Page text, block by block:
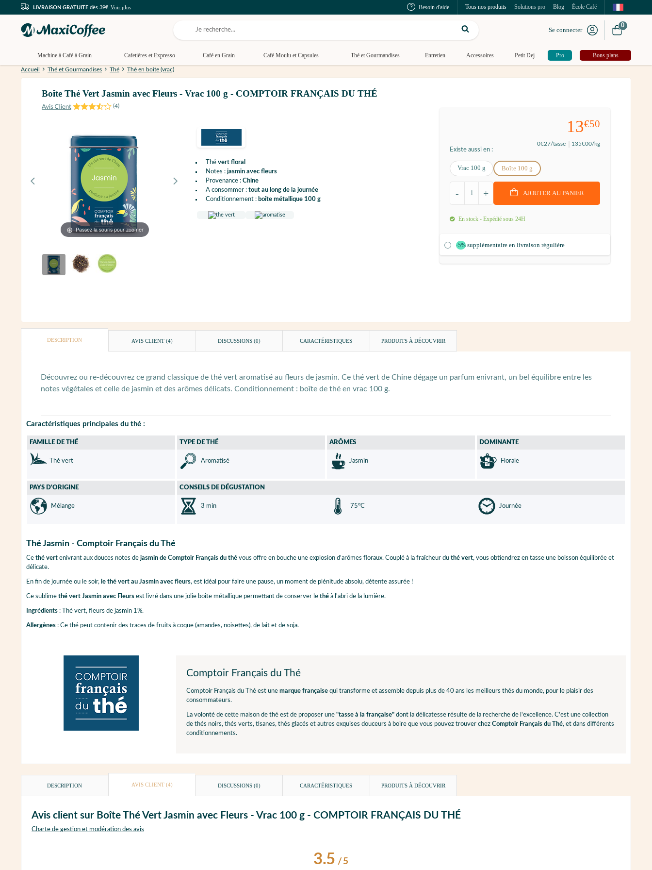
LIVRAISON GRATUITE dès 39€ Voir plus Besoin d'aide Tous nos produits Solutions pro Blog École Café
Se connecter
0
Machine à Café à Grain Cafetières et Expresso Café en Grain Café Moulu et Capsules Thé et Gourmandises Entretien Accessoires Petit Dej Pro Bons plans
Accueil Thé et Gourmandises Thé Thé en boite (vrac)
Boîte Thé Vert Jasmin avec Fleurs - Vrac 100 g - COMPTOIR FRANÇAIS DU THÉ
(4)
Passez la souris pour zoomer
Thé vert floral
Notes : jasmin avec fleurs
Provenance : Chine
A consommer : tout au long de la journée
Conditionnement : boîte métallique 100 g
13€50
0€27/tasse 135€00/kg
Existe aussi en :
Vrac 100 g Boîte 100 g
+
- AJOUTER AU PANIER
En stock - Expédié sous 24H
-5% supplémentaire en livraison régulière
DESCRIPTION AVIS CLIENT (4) DISCUSSIONS (0) CARACTÉRISTIQUES PRODUITS À DÉCOUVRIR
Découvrez ou re-découvrez ce grand classique de thé vert aromatisé au fleurs de jasmin. Ce thé vert de Chine dégage un parfum enivrant, un bel équilibre entre les
notes végétales et celle de jasmin et des arômes délicats. Conditionnement : boîte de thé en vrac 100 g.
Caractéristiques principales du thé :
FAMILLE DE THÉ
Thé vert
TYPE DE THÉ
Aromatisé
ARÔMES
Jasmin
DOMINANTE
Florale
PAYS D'ORIGINE
Mélange
CONSEILS DE DÉGUSTATION
3 min 75°C Journée
Thé Jasmin - Comptoir Français du Thé
Ce thé vert enivrant aux douces notes de jasmin de Comptoir Français du thé vous offre en bouche une explosion d'arômes floraux. Couplé à la fraîcheur du thé vert, vous obtiendrez en tasse une boisson équilibrée et
délicate.
En fin de journée ou le soir, le thé vert au Jasmin avec fleurs, est idéal pour faire une pause, un moment de plénitude absolu, détente assurée !
Ce sublime thé vert Jasmin avec Fleurs est livré dans une jolie boîte métallique permettant de conserver le thé à l'abri de la lumière.
Ingrédients : Thé vert, fleurs de jasmin 1%.
Allergènes : Ce thé peut contenir des traces de fruits à coque (amandes, noisettes), de lait et de soja.
Comptoir Français du Thé
Comptoir Français du Thé est une marque française qui transforme et assemble depuis plus de 40 ans les meilleurs thés du monde, pour le plaisir des
consommateurs.
La volonté de cette maison de thé est de proposer une "tasse à la française" dont la délicatesse résulte de la recherche de l'excellence. C'est une collection
de thés noirs, thés verts, tisanes, thés glacés et autres exquises douceurs à boire que vous pouvez trouver chez Comptoir Français du Thé, et dans différents
conditionnements.
DESCRIPTION AVIS CLIENT (4) DISCUSSIONS (0) CARACTÉRISTIQUES PRODUITS À DÉCOUVRIR
Avis client sur Boîte Thé Vert Jasmin avec Fleurs - Vrac 100 g - COMPTOIR FRANÇAIS DU THÉ
Charte de gestion et modération des avis
3.5/ 5